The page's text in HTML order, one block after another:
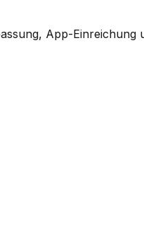
App-Einreichung